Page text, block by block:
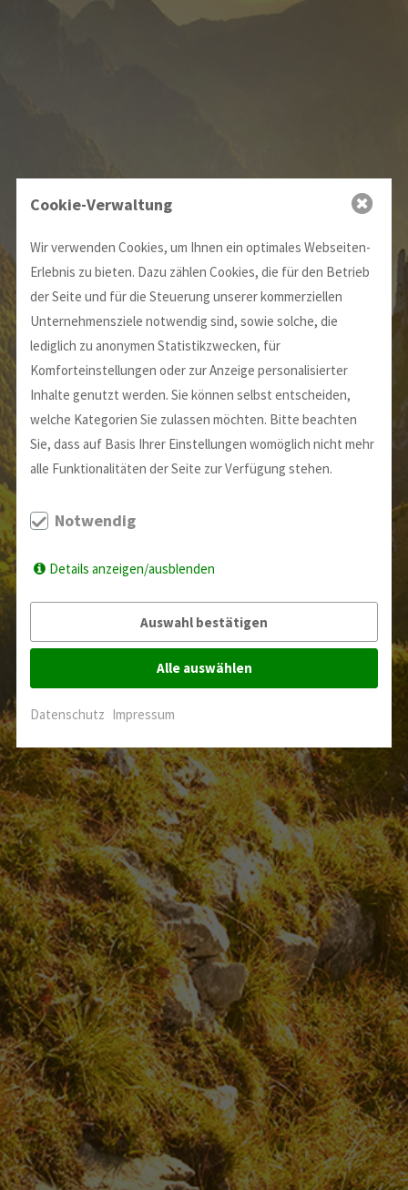
RAHN EDUCATION
SCHWEIZER SCHULEN
Cookie-Verwaltung
Wir verwenden Cookies, um Ihnen ein optimales Webseiten-
Erlebnis zu bieten. Dazu zählen Cookies, die für den Betrieb
der Seite und für die Steuerung unserer kommerziellen
Unternehmensziele notwendig sind, sowie solche, die
lediglich zu anonymen Statistikzwecken, für
Komforteinstellungen oder zur Anzeige personalisierter
Inhalte genutzt werden. Sie können selbst entscheiden,
welche Kategorien Sie zulassen möchten. Bitte beachten
Sie, dass auf Basis Ihrer Einstellungen womöglich nicht mehr
alle Funktionalitäten der Seite zur Verfügung stehen.
Notwendig
Details anzeigen/ausblenden
Auswahl bestätigen
Alle auswählen
Datenschutz Impressum